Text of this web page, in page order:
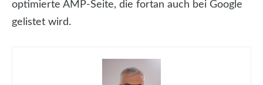
optimierte AMP-Seite, die fortan auch bei Google
gelistet wird.